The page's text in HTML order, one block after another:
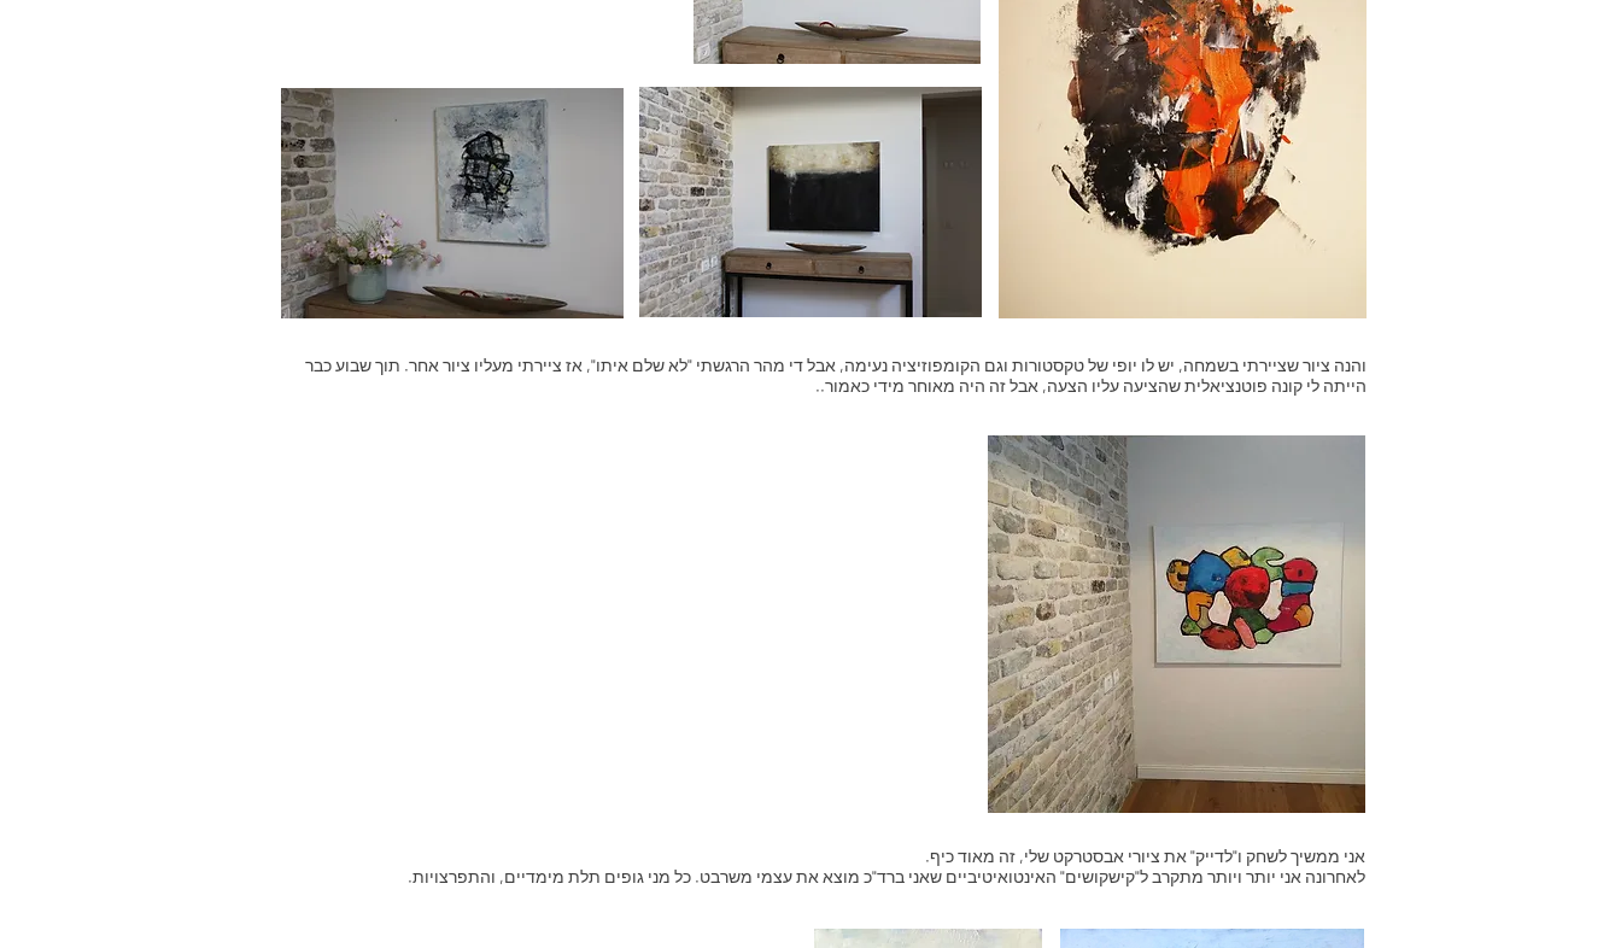
והנה ציור שציירתי בשמחה, יש לו יופי של טקסטורות וגם הקומפוזיציה נעימה, אבל די מהר הרגשתי "לא שלם איתו", אז ציירתי מעליו ציור אחר. תוך שבוע כבר
הייתה לי קונה פוטנציאלית שהציעה עליו הצעה, אבל זה היה מאוחר מידי כאמור..
אני ממשיך לשחק ו"לדייק" את ציורי אבסטרקט שלי, זה מאוד כיף.
לאחרונה אני יותר ויותר מתקרב ל"קישקושים" האינטואיטיביים שאני ברד"כ מוצא את עצמי משרבט. כל מני גופים תלת מימדיים, והתפרצויות.